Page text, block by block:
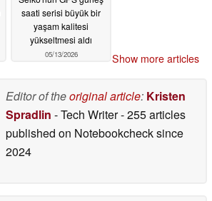
saati serisi büyük bir
yaşam kalitesi
yükseltmesi aldı
05/13/2026 Show more articles
Editor of theoriginal article: Kristen
Spradlin - Tech Writer- 255 articles
published on Notebookchecksince
2024